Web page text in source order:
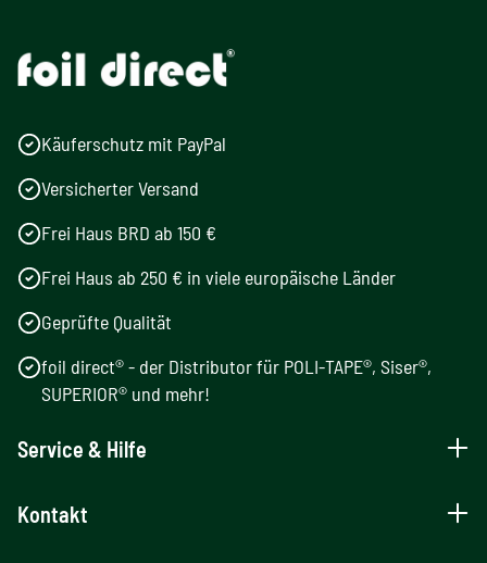
Käuferschutz mit PayPal
Versicherter Versand
Frei Haus BRD ab 150 €
Frei Haus ab 250 € in viele europäische Länder
Geprüfte Qualität
foil direct® - der Distributor für POLI-TAPE®, Siser®,
SUPERIOR® und mehr!
Service & Hilfe
Kontakt